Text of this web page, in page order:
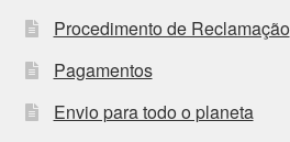
Procedimento de Reclamação
Pagamentos
Envio para todo o planeta